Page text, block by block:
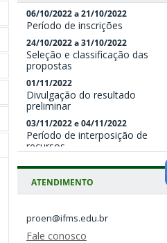
06/10/2022 a 21/10/2022
Período de inscrições
24/10/2022 a 31/10/2022
Seleção e classificação das
propostas
01/11/2022
Divulgação do resultado
preliminar
03/11/2022 e 04/11/2022
Período de interposição de
recursos
07/11/2022
08/11/2022
Diren (conforme itens 10.2.1,
10.2.2 e 10.3 deste Edital)
ATENDIMENTO
Fale conosco